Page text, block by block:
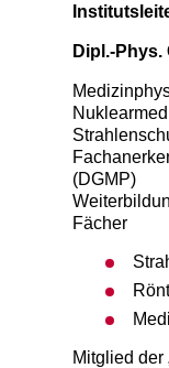
Dipl.-Phys.
(DGMP)
Fächer
Mitglied der